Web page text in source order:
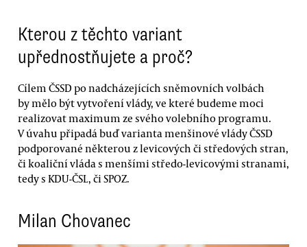
Kterou z těchto variant
upřednostňujete a proč?
Cílem ČSSD po nadcházejících sněmovních volbách
by mělo být vytvoření vlády, ve které budeme moci
realizovat maximum ze svého volebního programu.
V úvahu připadá buď varianta menšinové vlády ČSSD
podporované některou z levicových či středových stran,
či koaliční vláda s menšími středo-levicovými stranami,
tedy s KDU-ČSL, či SPOZ.
Milan Chovanec